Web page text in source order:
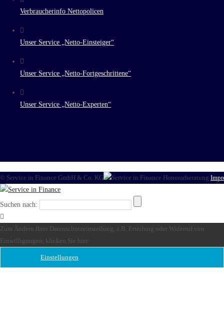
Verbraucherinfo Nettopolicen
Unser Service „Netto-Einsteiger“
Unser Service „Netto-Fortgeschrittene“
Unser Service „Netto-Experten“
© Service in Finance GmbH & Co. KG
Suchen nach:
Zum Ändern Ihrer Datenschutzeinstellung, z.B. Erteilung oder Widerruf von
Einwilligungen, klicken Sie hier:
Einstellungen